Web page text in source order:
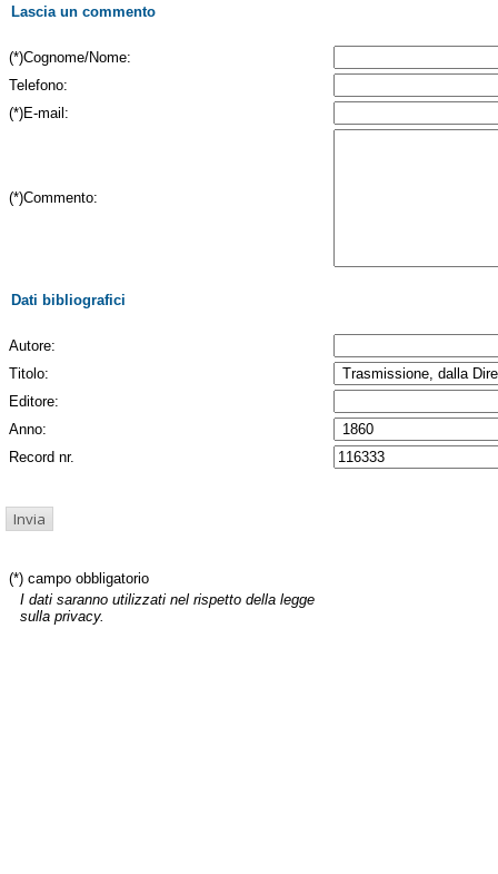
Lascia un commento
(*)Cognome/Nome:
Telefono:
(*)E-mail:
(*)Commento:
Dati bibliografici
Autore:
Titolo:
Editore:
Anno:
Record nr.
(*) campo obbligatorio
I dati saranno utilizzati nel rispetto della legge
sulla privacy.